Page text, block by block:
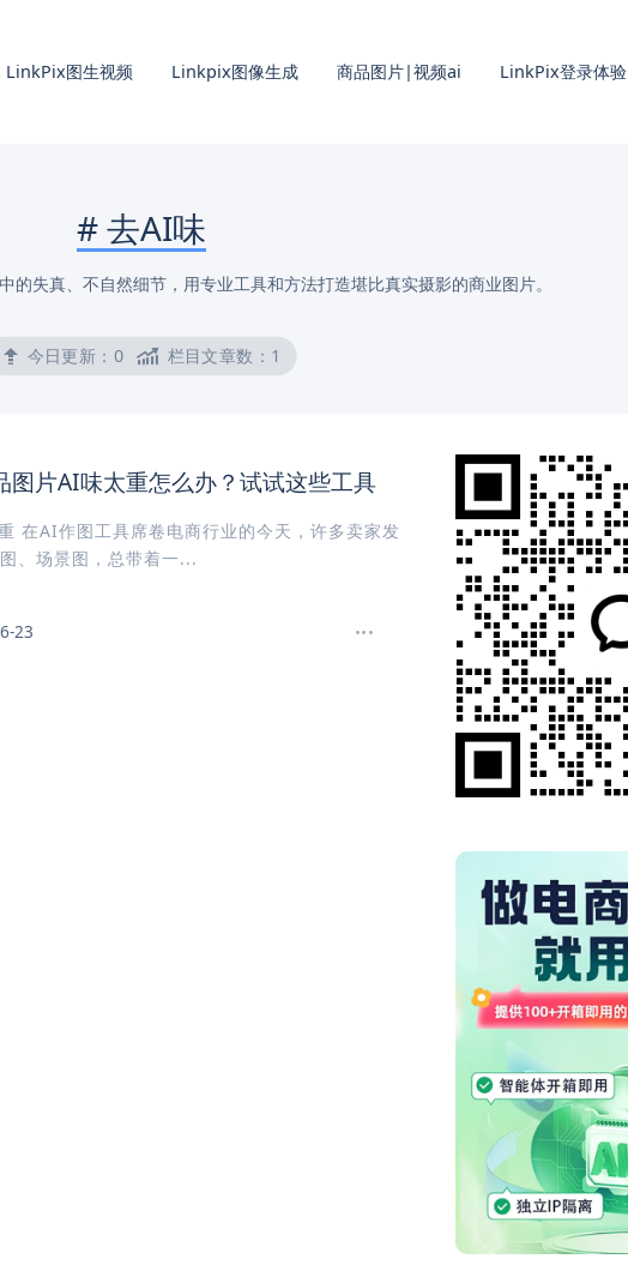
LinkPix图生视频 Linkpix图像生成 商品图片|视频ai LinkPix登录体验
#去AI味
的失真、不自然细节，用专业工具和方法打造堪比真实摄影的商业图片。
今日更新： 0 栏目文章数： 1
图片AI味太重怎么办？试试这些工具
在AI作图工具席卷电商行业的今天，许多卖家发
、场景图，总带着一...
23